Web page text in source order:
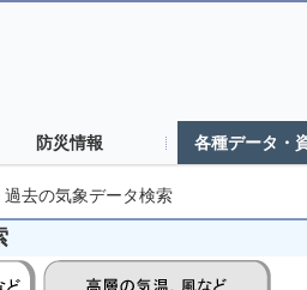
防災情報 各種データ・
過去の気象データ検索